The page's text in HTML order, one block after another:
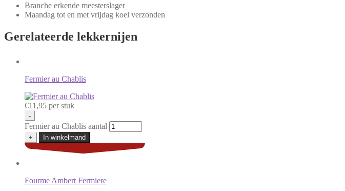
Branche erkende meesterslager
Maandag tot en met vrijdag koel verzonden
Gerelateerde lekkernijen
Fermier au Chablis
€11,95 per stuk
-
Fermier au Chablis aantal
+ In winkelmand
Fourme Ambert Fermiere